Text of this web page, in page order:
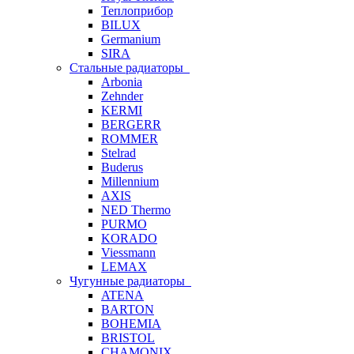
Теплоприбор
BILUX
Germanium
SIRA
Стальные радиаторы
Arbonia
Zehnder
KERMI
BERGERR
ROMMER
Stelrad
Buderus
Millennium
AXIS
NED Thermo
PURMO
KORADO
Viessmann
LEMAX
Чугунные радиаторы
ATENA
BARTON
BOHEMIA
BRISTOL